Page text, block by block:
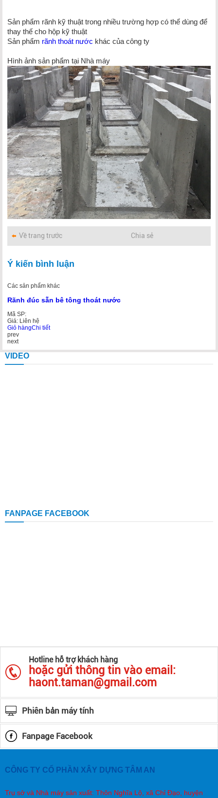
Sản phẩm rãnh kỹ thuật trong nhiều trường hợp có thể dùng để
thay thế cho hộp kỹ thuật
Sản phẩm rãnh thoát nước khác của công ty
Hình ảnh sản phẩm tại Nhà máy
Về trang trước Chia sẻ
Ý kiến bình luận
Các sản phẩm khác
Rãnh đúc sẵn bê tông thoát nước
Mã SP:
Giá: Liên hệ
Giỏ hàngChi tiết
prev
next
VIDEO
FANPAGE FACEBOOK
Hotline hỗ trợ khách hàng
hoặc gửi thông tin vào email:
haont.taman@gmail.com
Phiên bản máy tính
Fanpage Facebook
CÔNG TY CỔ PHẦN XÂY DỰNG TÂM AN
Trụ sở và Nhà máy sản xuất: Thôn Nghĩa Lộ, xã Chỉ Đạo, huyện